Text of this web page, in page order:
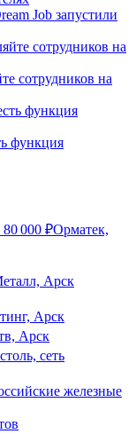
Job запустили
сотрудников на
функция
80 000 ₽Орматек,
Арск
Арск
Арск
сеть
железные